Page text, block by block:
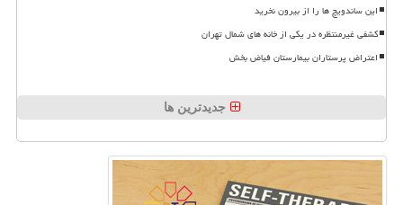
این ساندویچ ها را از بیرون نخرید
کشفی غیرمنتظره در یکی از خانه های شمال تهران
اعتراض پرستاران بیمارستان فیاض بخش
جدیدترین ها